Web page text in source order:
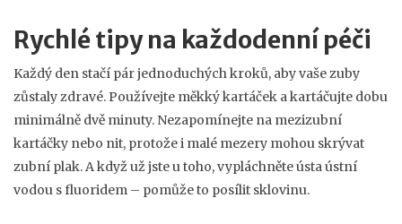
Rychlé tipy na každodenní péči
Každý den stačí pár jednoduchých kroků, aby vaše zuby
zůstaly zdravé. Používejte měkký kartáček a kartáčujte dobu
minimálně dvě minuty. Nezapomínejte na mezizubní
kartáčky nebo nit, protože i malé mezery mohou skrývat
zubní plak. A když už jste u toho, vypláchněte ústa ústní
vodou s fluoridem – pomůže to posílit sklovinu.